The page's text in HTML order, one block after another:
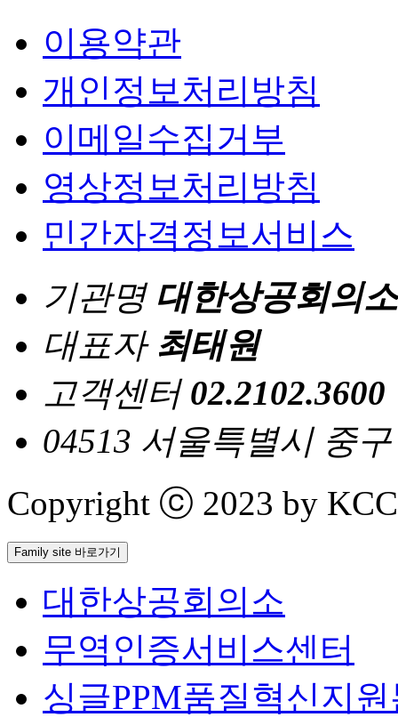
이용약관
개인정보처리방침
이메일수집거부
영상정보처리방침
민간자격정보서비스
기관명 대한상공회의소
대표자 최태원
고객센터 02.2102.3600
04513 서울특별시 중
Copyright ⓒ 2023 by
Family site 바로가기
대한상공회의소
무역인증서비스센터
싱글PPM품질혁신지